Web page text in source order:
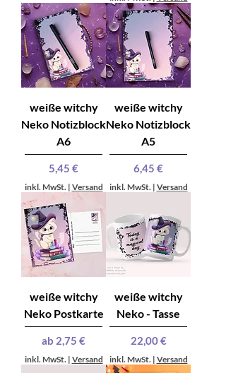
weiße witchy
Neko Notizblock
A6
Preis
5,45 €
inkl. MwSt. | Versand
weiße witchy
Neko Notizblock
A5
Preis
6,45 €
inkl. MwSt. | Versand
weiße witchy
Neko Postkarte
ab 2,75 €
Sale-Preis
inkl. MwSt. | Versand
weiße witchy
Neko - Tasse
Preis
22,00 €
inkl. MwSt. | Versand